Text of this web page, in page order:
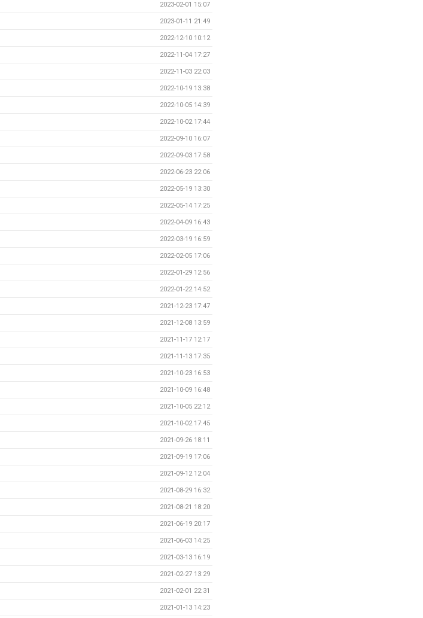
2023-02-01 15:07
2023-01-11 21:49
2022-12-10 10:12
2022-11-04 17:27
2022-11-03 22:03
2022-10-19 13:38
2022-10-05 14:39
2022-10-02 17:44
2022-09-10 16:07
2022-09-03 17:58
2022-06-23 22:06
2022-05-19 13:30
2022-05-14 17:25
2022-04-09 16:43
2022-03-19 16:59
2022-02-05 17:06
2022-01-29 12:56
2022-01-22 14:52
2021-12-23 17:47
2021-12-08 13:59
2021-11-17 12:17
2021-11-13 17:35
2021-10-23 16:53
2021-10-09 16:48
2021-10-05 22:12
2021-10-02 17:45
2021-09-26 18:11
2021-09-19 17:06
2021-09-12 12:04
2021-08-29 16:32
2021-08-21 18:20
2021-06-19 20:17
2021-06-03 14:25
2021-03-13 16:19
2021-02-27 13:29
2021-02-01 22:31
2021-01-13 14:23